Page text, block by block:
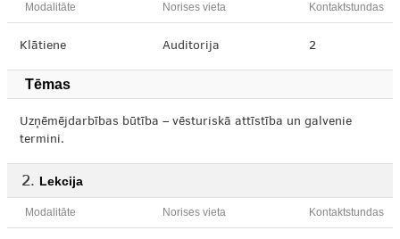
Modalitāte Norises vieta Kontaktstundas
Klātiene Auditorija 2
Tēmas
Uzņēmējdarbības būtība – vēsturiskā attīstība un galvenie
termini.
Lekcija
Modalitāte Norises vieta Kontaktstundas